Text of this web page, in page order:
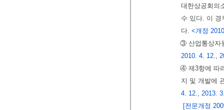
대한상공회의
수 있다. 이 경
다. <개정
③ 산업통상자
2010. 4. 12.,
④ 제3항에 따
지 및 개발에
4. 12., 2013.
[전문개정